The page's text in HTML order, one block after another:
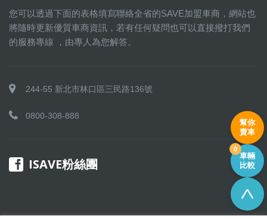
您可以透過下面的表格填寫聯絡全省的SAVE加盟車商，網站也
將隨時更新優質車商資訊，若有任何疑問也可以直接撥打我們
的服務專線 ，由專人為您解答。
244-55 新北市林口區三民路136號
0800-308-888
ISAVE粉絲團
幫你
賣車
車輛
比較
0